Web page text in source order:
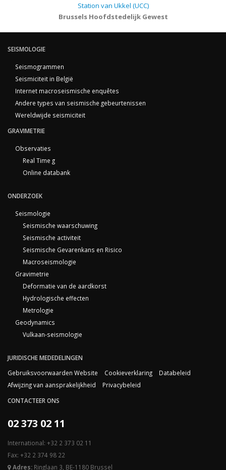
Station van Ukkel (UCC)
Brussels Hoofdstedelijk Gewest
SEISMOLOGIE
Seismogrammen
Seismiciteit in België
Internet macroseismische enquêtes
Andere types van seismische gebeurtenissen
Wereldwijde seismiciteit
GRAVIMETRIE
Observaties
Real Time g
Online databank
ONDERZOEK
Seismologie
Seismische waarschuwing
Seismische activiteit
Seismische Gevarenkans en Risico
Macroseismologie
Gravimetrie
Deformatie van de aardkorst
Hydrologische effecten
Metrologie
Geodynamics
Vulkaan-seismologie
JURIDISCHE MEDEDELINGEN
Gebruiksvoorwaarden Website
Cookieverklaring
Databeleid
Afwijzing van aansprakelijkheid
Privacybeleid
CONTACTEER ONS
02 373 02 11
International: +32 2 373 02 11
Fax: +32 2 374 98 22
Adres: Ringlaan 3, BE-1180 Brussel